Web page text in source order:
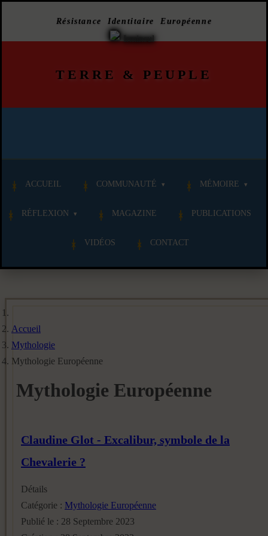
Résistance Identitaire Européenne
TERRE & PEUPLE
ACCUEIL COMMUNAUTÉ MÉMOIRE
RÉFLEXION MAGAZINE PUBLICATIONS
VIDÉOS CONTACT
Accueil
Mythologie
Mythologie Européenne
Mythologie Européenne
Claudine Glot - Excalibur, symbole de la
Chevalerie ?
Détails
Catégorie : Mythologie Européenne
Publié le : 28 Septembre 2023